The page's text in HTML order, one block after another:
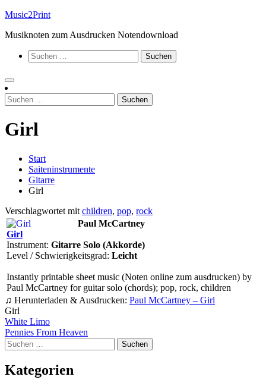
Zum
springen
Music2Print
Musiknoten zum Ausdrucken Notendownload
Suchen
nach:
Suchen
nach:
Girl
Start
Saiteninstrumente
Gitarre
Girl
Verschlagwortet mit children, pop, rock
Paul McCartney
Girl
Instrument: Gitarre Solo (Akkorde)
Level / Schwierigkeitsgrad: Leicht
Instantly printable sheet music (Noten online zum ausdrucken) by
Paul McCartney for guitar solo (chords); pop, rock, children
♫ Herunterladen & Ausdrucken: Paul McCartney – Girl
Girl
Beitragsnavigation
White Limo
Pennies From Heaven
Suchen
nach:
Kategorien